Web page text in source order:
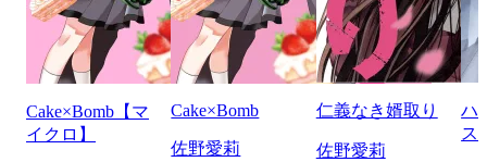
Cake×Bomb【マ
イクロ】
Cake×Bomb
佐野愛莉
仁義なき婿取り
佐野愛莉
ハ
ス